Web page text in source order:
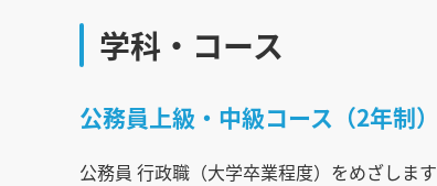
学科・コース
公務員上級・中級コース（2年制）
公務員 行政職（大学卒業程度）をめざします